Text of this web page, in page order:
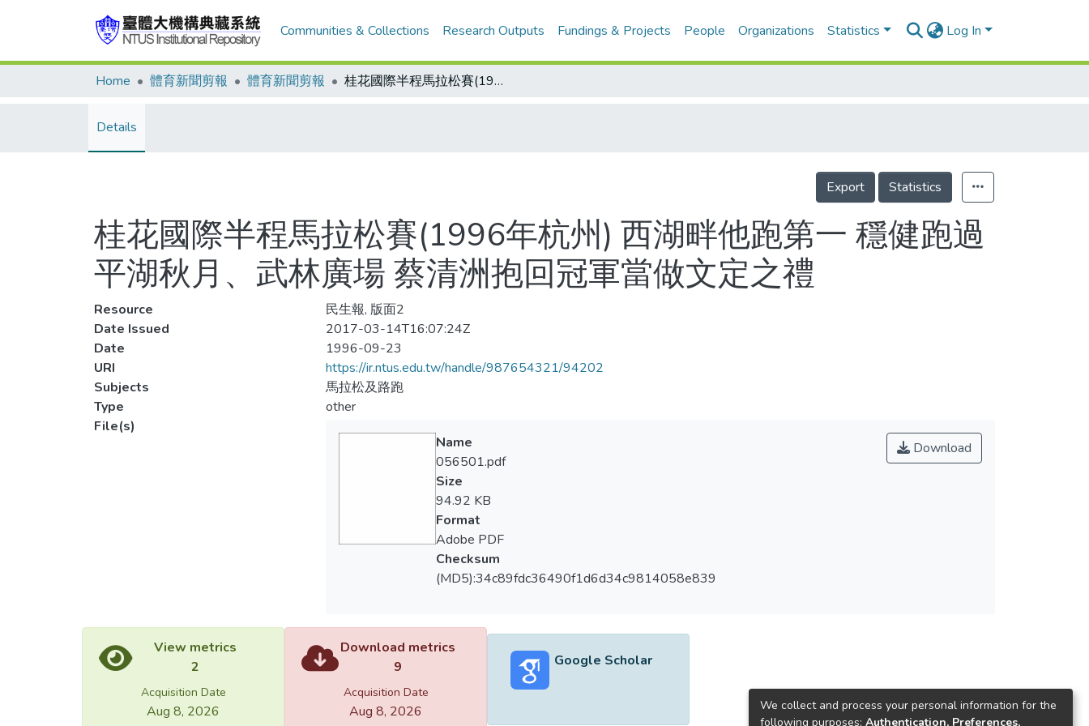
Communities & Collections Research Outputs Fundings & Projects People Organizations Statistics Log In
Home 體育新聞剪報 體育新聞剪報 桂花國際半程馬拉松賽(1996年杭州) 西湖畔他跑第一 穩健跑過平湖秋月、武林廣場 蔡清洲抱回冠軍當做文定之禮
Details
Export Statistics
桂花國際半程馬拉松賽(1996年杭州) 西湖畔他跑第一 穩健跑過
平湖秋月、武林廣場 蔡清洲抱回冠軍當做文定之禮
Resource
民生報, 版面2
Date Issued
2017-03-14T16:07:24Z
Date
1996-09-23
URI
https://ir.ntus.edu.tw/handle/987654321/94202
Subjects
馬拉松及路跑
Type
other
File(s)
Download
Name
056501.pdf
Size
94.92 KB
Format
Adobe PDF
Checksum
(MD5):34c89fdc36490f1d6d34c9814058e839
View metrics
2
Acquisition Date
Aug 8, 2026
Download metrics
9
Acquisition Date
Aug 8, 2026
Google Scholar
We collect and process your personal information for the
following purposes: Authentication, Preferences,